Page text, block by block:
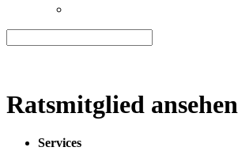
Ratsmitglied ansehen
Services